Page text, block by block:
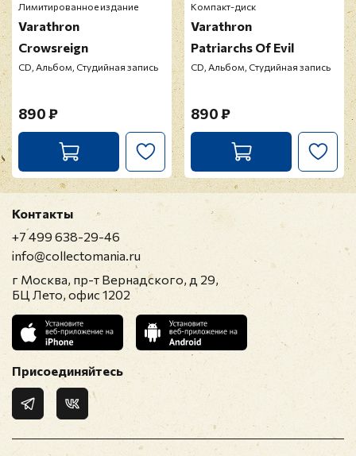
Лимитированное издание
Varathron
Crowsreign
CD, Альбом, Студийная запись
890 ₽
Компакт-диск
Varathron
Patriarchs Of Evil
CD, Альбом, Студийная запись
890 ₽
Контакты
+7 499 638-29-46
info@collectomania.ru
г Москва, пр-т Вернадского, д 29,
БЦ Лето, офис 1202
Присоединяйтесь